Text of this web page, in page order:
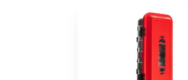
sammuttimelle